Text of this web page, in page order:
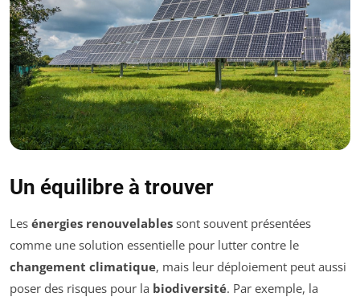
Un équilibre à trouver
Les énergies renouvelables sont souvent présentées
comme une solution essentielle pour lutter contre le
changement climatique, mais leur déploiement peut aussi
poser des risques pour la biodiversité. Par exemple, la